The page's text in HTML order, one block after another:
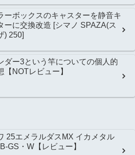
ーボックスのキャスターを静音キ
ーに交換改造 [シマノ SPAZA(ス
) 250]
ダー3という竿についての個人的
【NOTレビュー】
25エメラルダスMX イカメタル
GS・W【レビュー】